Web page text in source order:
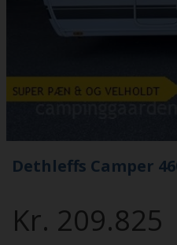
Dethleffs Camper
Kr. 209.825